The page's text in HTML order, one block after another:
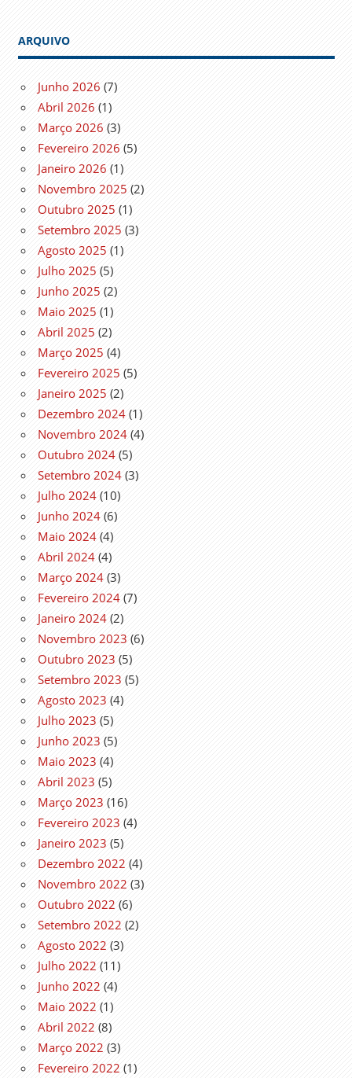
ARQUIVO
Junho 2026 (7)
Abril 2026 (1)
Março 2026 (3)
Fevereiro 2026 (5)
Janeiro 2026 (1)
Novembro 2025 (2)
Outubro 2025 (1)
Setembro 2025 (3)
Agosto 2025 (1)
Julho 2025 (5)
Junho 2025 (2)
Maio 2025 (1)
Abril 2025 (2)
Março 2025 (4)
Fevereiro 2025 (5)
Janeiro 2025 (2)
Dezembro 2024 (1)
Novembro 2024 (4)
Outubro 2024 (5)
Setembro 2024 (3)
Julho 2024 (10)
Junho 2024 (6)
Maio 2024 (4)
Abril 2024 (4)
Março 2024 (3)
Fevereiro 2024 (7)
Janeiro 2024 (2)
Novembro 2023 (6)
Outubro 2023 (5)
Setembro 2023 (5)
Agosto 2023 (4)
Julho 2023 (5)
Junho 2023 (5)
Maio 2023 (4)
Abril 2023 (5)
Março 2023 (16)
Fevereiro 2023 (4)
Janeiro 2023 (5)
Dezembro 2022 (4)
Novembro 2022 (3)
Outubro 2022 (6)
Setembro 2022 (2)
Agosto 2022 (3)
Julho 2022 (11)
Junho 2022 (4)
Maio 2022 (1)
Abril 2022 (8)
Março 2022 (3)
Fevereiro 2022 (1)